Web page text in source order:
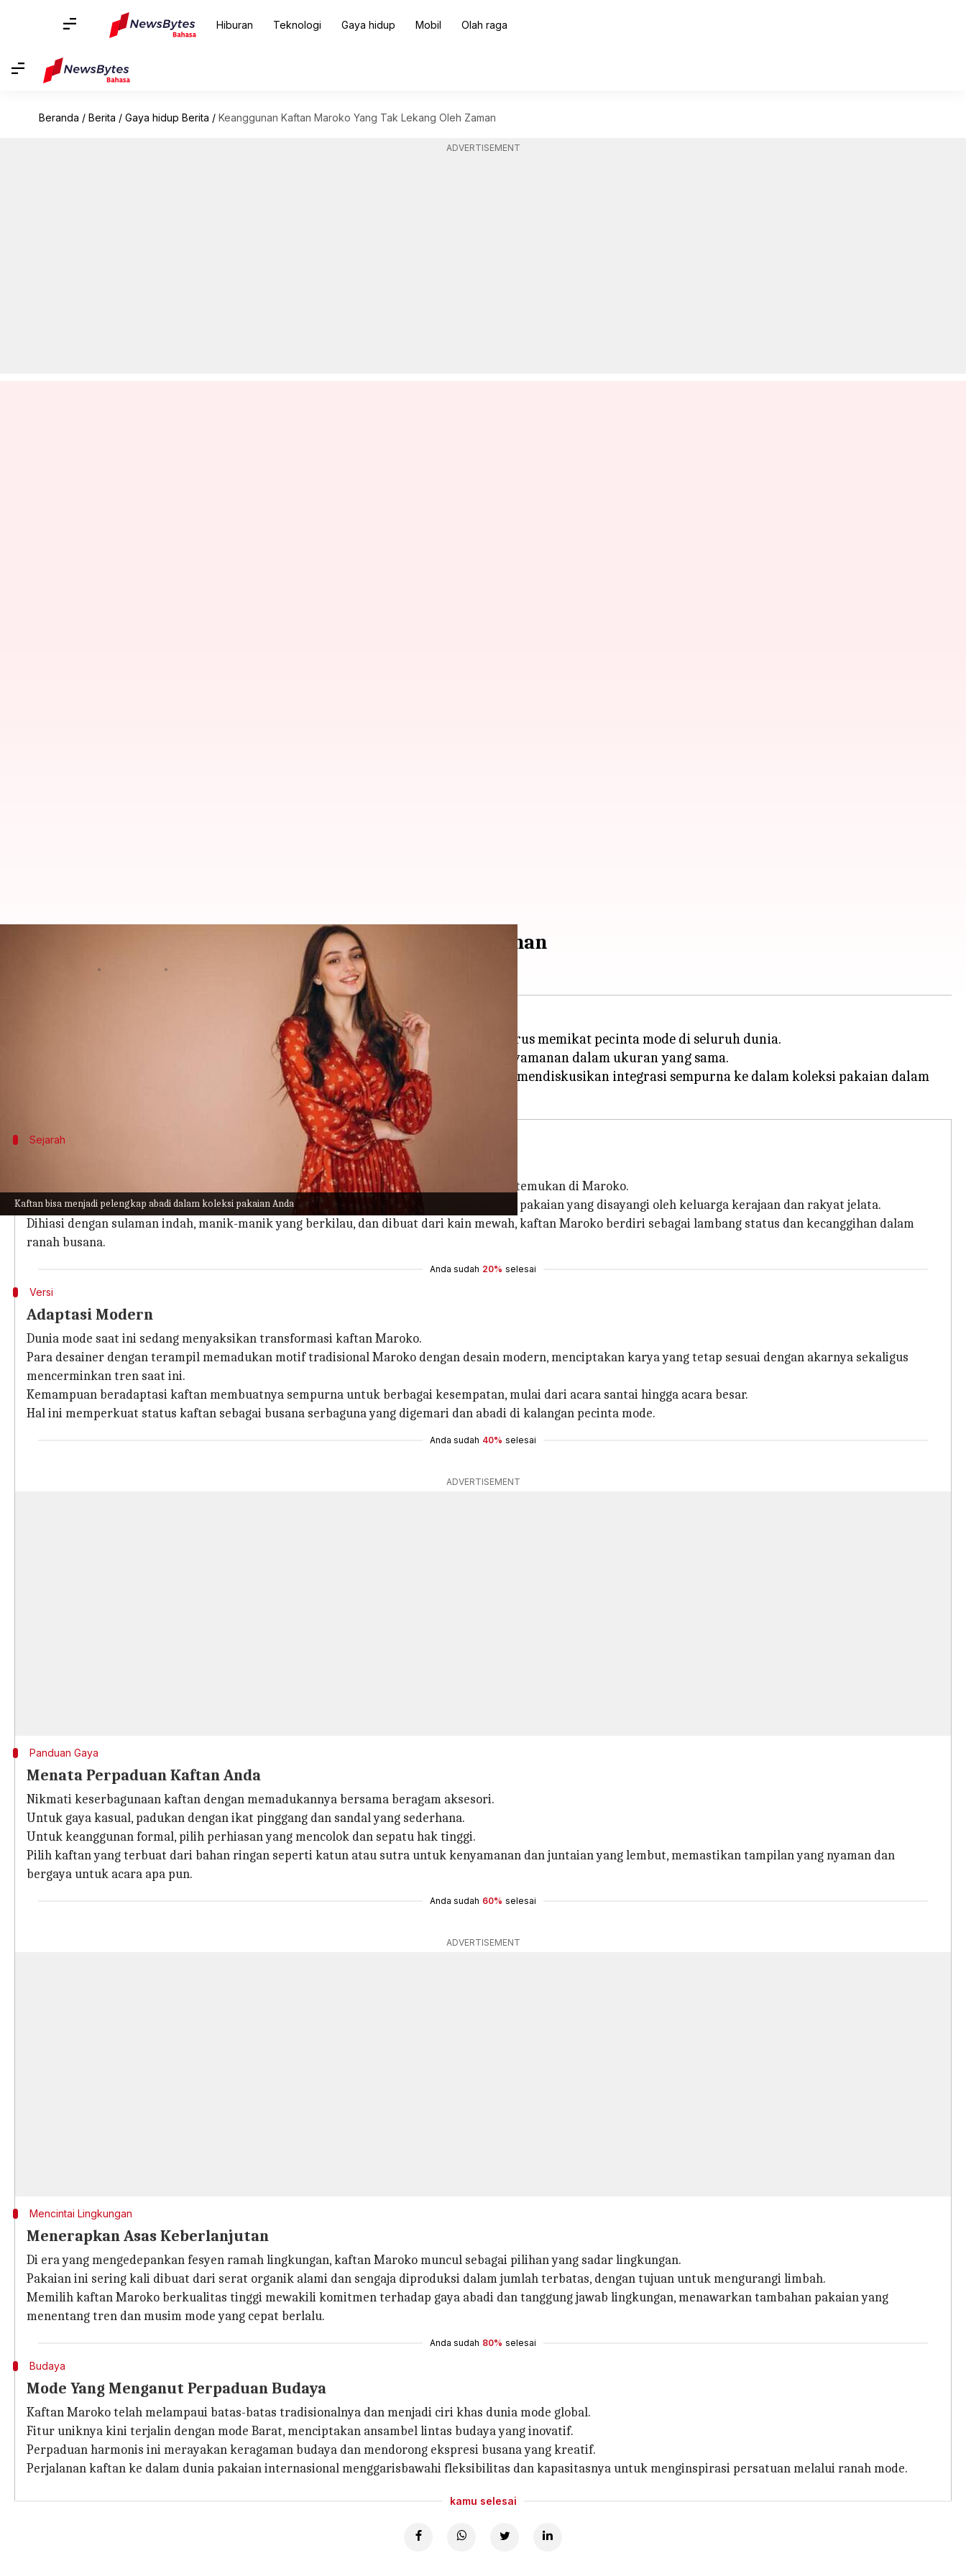
Hiburan Teknologi Gaya hidup Mobil Olah raga
Beranda / Berita / Gaya hidup Berita / Keanggunan Kaftan Maroko Yang Tak Lekang Oleh Zaman
ADVERTISEMENT
Kaftan bisa menjadi pelengkap abadi dalam koleksi pakaian Anda
Keanggunan Kaftan Maroko Yang Tak Lekang Oleh Zaman
Kaftan Maroko, dengan akar sejarahnya yang dalam dan makna tradisionalnya, terus memikat pecinta mode di seluruh dunia.
Pakaian ini bukan sekedar ikon budaya; kaftan mewujudkan keanggunan dan kenyamanan dalam ukuran yang sama.
Kita akan mempelajari kekayaan warisan yang menjadi ciri pakaian indah ini dan mendiskusikan integrasi sempurna ke dalam koleksi pakaian dalam
Sejarah
Kaftan, yang berasal dari Mesopotamia kuno, diadopsi oleh berbagai budaya sebelum ditemukan di Maroko.
Di sana, pakaian ini telah disempurnakan dengan cermat selama berabad-abad, menjadi pakaian yang disayangi oleh keluarga kerajaan dan rakyat jelata.
Dihiasi dengan sulaman indah, manik-manik yang berkilau, dan dibuat dari kain mewah, kaftan Maroko berdiri sebagai lambang status dan kecanggihan dalam
ranah busana.
Anda sudah 20% selesai
Versi
Adaptasi Modern
Dunia mode saat ini sedang menyaksikan transformasi kaftan Maroko.
Para desainer dengan terampil memadukan motif tradisional Maroko dengan desain modern, menciptakan karya yang tetap sesuai dengan akarnya sekaligus
mencerminkan tren saat ini.
Kemampuan beradaptasi kaftan membuatnya sempurna untuk berbagai kesempatan, mulai dari acara santai hingga acara besar.
Hal ini memperkuat status kaftan sebagai busana serbaguna yang digemari dan abadi di kalangan pecinta mode.
Anda sudah 40% selesai
ADVERTISEMENT
Panduan Gaya
Menata Perpaduan Kaftan Anda
Nikmati keserbagunaan kaftan dengan memadukannya bersama beragam aksesori.
Untuk gaya kasual, padukan dengan ikat pinggang dan sandal yang sederhana.
Untuk keanggunan formal, pilih perhiasan yang mencolok dan sepatu hak tinggi.
Pilih kaftan yang terbuat dari bahan ringan seperti katun atau sutra untuk kenyamanan dan juntaian yang lembut, memastikan tampilan yang nyaman dan
bergaya untuk acara apa pun.
Anda sudah 60% selesai
ADVERTISEMENT
Mencintai Lingkungan
Menerapkan Asas Keberlanjutan
Di era yang mengedepankan fesyen ramah lingkungan, kaftan Maroko muncul sebagai pilihan yang sadar lingkungan.
Pakaian ini sering kali dibuat dari serat organik alami dan sengaja diproduksi dalam jumlah terbatas, dengan tujuan untuk mengurangi limbah.
Memilih kaftan Maroko berkualitas tinggi mewakili komitmen terhadap gaya abadi dan tanggung jawab lingkungan, menawarkan tambahan pakaian yang
menentang tren dan musim mode yang cepat berlalu.
Anda sudah 80% selesai
Budaya
Mode Yang Menganut Perpaduan Budaya
Kaftan Maroko telah melampaui batas-batas tradisionalnya dan menjadi ciri khas dunia mode global.
Fitur uniknya kini terjalin dengan mode Barat, menciptakan ansambel lintas budaya yang inovatif.
Perpaduan harmonis ini merayakan keragaman budaya dan mendorong ekspresi busana yang kreatif.
Perjalanan kaftan ke dalam dunia pakaian internasional menggarisbawahi fleksibilitas dan kapasitasnya untuk menginspirasi persatuan melalui ranah mode.
kamu selesai